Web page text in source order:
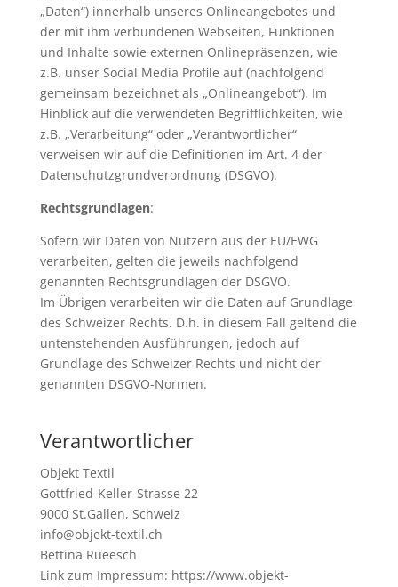
„Daten“) innerhalb unseres Onlineangebotes und
der mit ihm verbundenen Webseiten, Funktionen
und Inhalte sowie externen Onlinepräsenzen, wie
z.B. unser Social Media Profile auf (nachfolgend
gemeinsam bezeichnet als „Onlineangebot“). Im
Hinblick auf die verwendeten Begrifflichkeiten, wie
z.B. „Verarbeitung“ oder „Verantwortlicher“
verweisen wir auf die Definitionen im Art. 4 der
Datenschutzgrundverordnung (DSGVO).
Rechtsgrundlagen:
Sofern wir Daten von Nutzern aus der EU/EWG
verarbeiten, gelten die jeweils nachfolgend
genannten Rechtsgrundlagen der DSGVO.
Im Übrigen verarbeiten wir die Daten auf Grundlage
des Schweizer Rechts. D.h. in diesem Fall geltend die
untenstehenden Ausführungen, jedoch auf
Grundlage des Schweizer Rechts und nicht der
genannten DSGVO-Normen.
Verantwortlicher
Objekt Textil
Gottfried-Keller-Strasse 22
9000 St.Gallen, Schweiz
info@objekt-textil.ch
Bettina Rueesch
Link zum Impressum: https://www.objekt-